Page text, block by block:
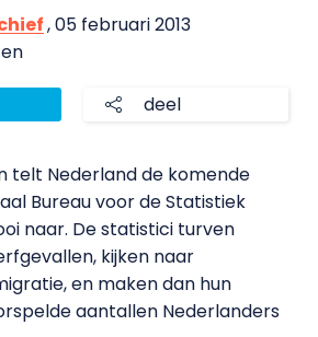
, 05 februari 2013
deel
telt Nederland de komende
Bureau voor de Statistiek
naar. De statistici turven
kijken naar
en maken dan hun
aantallen Nederlanders